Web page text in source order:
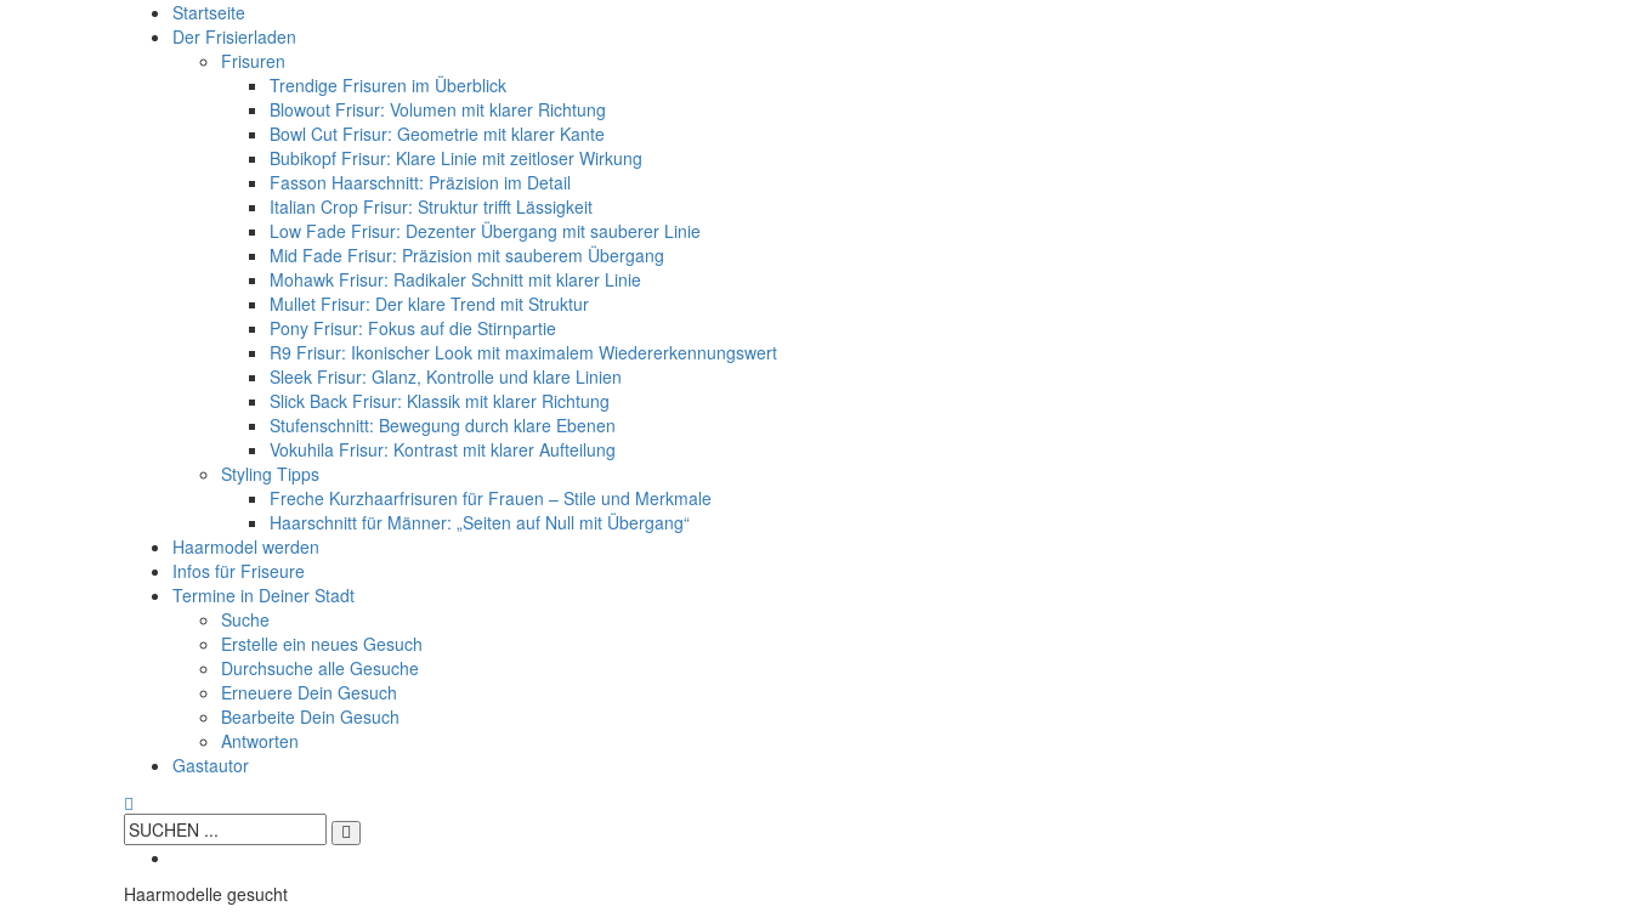
Startseite
Der Frisierladen
Frisuren
Trendige Frisuren im Überblick
Blowout Frisur: Volumen mit klarer Richtung
Bowl Cut Frisur: Geometrie mit klarer Kante
Bubikopf Frisur: Klare Linie mit zeitloser Wirkung
Fasson Haarschnitt: Präzision im Detail
Italian Crop Frisur: Struktur trifft Lässigkeit
Low Fade Frisur: Dezenter Übergang mit sauberer Linie
Mid Fade Frisur: Präzision mit sauberem Übergang
Mohawk Frisur: Radikaler Schnitt mit klarer Linie
Mullet Frisur: Der klare Trend mit Struktur
Pony Frisur: Fokus auf die Stirnpartie
R9 Frisur: Ikonischer Look mit maximalem Wiedererkennungswert
Sleek Frisur: Glanz, Kontrolle und klare Linien
Slick Back Frisur: Klassik mit klarer Richtung
Stufenschnitt: Bewegung durch klare Ebenen
Vokuhila Frisur: Kontrast mit klarer Aufteilung
Styling Tipps
Freche Kurzhaarfrisuren für Frauen – Stile und Merkmale
Haarschnitt für Männer: „Seiten auf Null mit Übergang“
Haarmodel werden
Infos für Friseure
Termine in Deiner Stadt
Suche
Erstelle ein neues Gesuch
Durchsuche alle Gesuche
Erneuere Dein Gesuch
Bearbeite Dein Gesuch
Antworten
Gastautor
Haarmodelle gesucht